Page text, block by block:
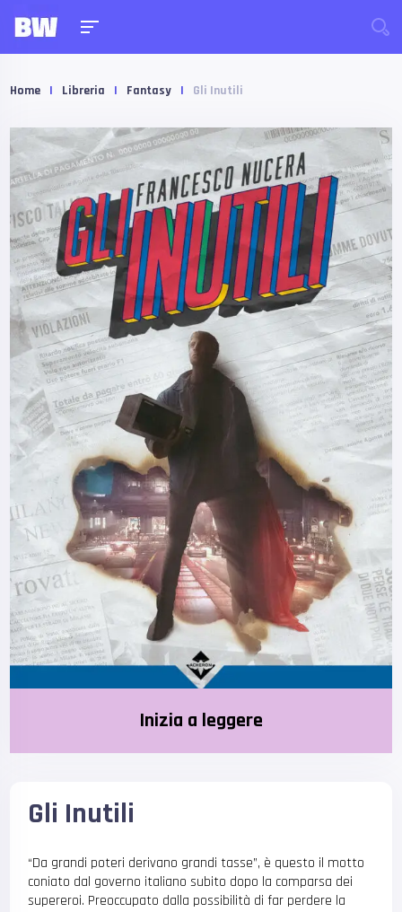
Home | Libreria | Fantasy | Gli Inutili
Inizia a leggere
Gli Inutili
“Da grandi poteri derivano grandi tasse”, è questo il motto
coniato dal governo italiano subito dopo la comparsa dei
supereroi. Preoccupato dalla possibilità di far perdere la